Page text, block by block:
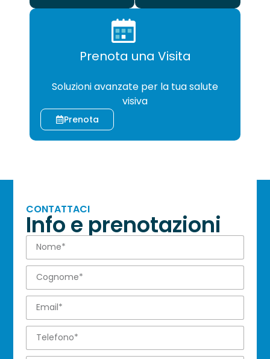
Prenota una Visita
Soluzioni avanzate per la tua salute
visiva
Prenota
CONTATTACI
Info e prenotazioni